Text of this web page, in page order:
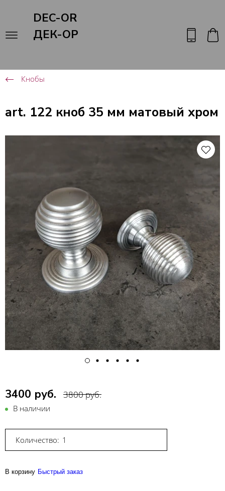
DEC-OR
ДЕК-ОР
Кнобы
art. 122 кноб 35 мм матовый хром
3400 руб. 3800 руб.
В наличии
Количество:
В корзину Быстрый заказ